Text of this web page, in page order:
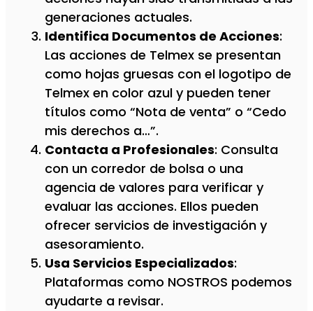
generaciones actuales.
Identifica Documentos de Acciones:
Las acciones de Telmex se presentan
como hojas gruesas con el logotipo de
Telmex en color azul y pueden tener
títulos como “Nota de venta” o “Cedo
mis derechos a…”.
Contacta a Profesionales: Consulta
con un corredor de bolsa o una
agencia de valores para verificar y
evaluar las acciones. Ellos pueden
ofrecer servicios de investigación y
asesoramiento.
Usa Servicios Especializados:
Plataformas como NOSTROS podemos
ayudarte a revisar.